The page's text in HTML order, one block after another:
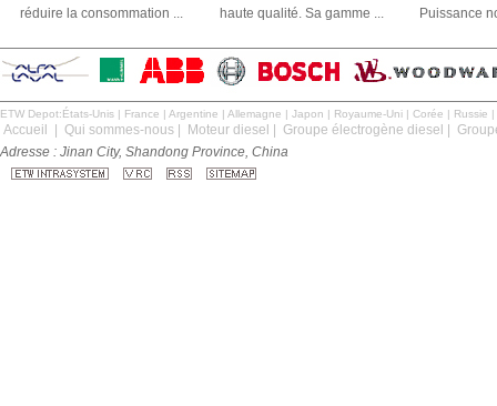
réduire la consommation ...
haute qualité. Sa gamme ...
Puissance
ETW Depot:États-Unis | France | Argentine | Allemagne | Japon | Royaume-Uni | Corée | Russie |
Accueil Qui sommes-nous Moteur diesel Groupe électrogène diesel
Adresse : Jinan City, Shandong Province, China